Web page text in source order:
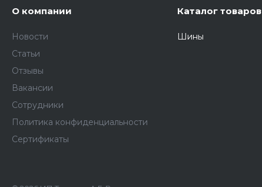
О компании
Новости
Статьи
Отзывы
Вакансии
Сотрудники
Политика конфиденциальности
Сертификаты
Каталог товаров
Шины